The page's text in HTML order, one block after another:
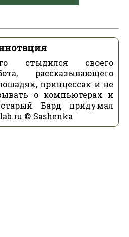
стыдился своего
рассказывающего
принцессах и не
о компьютерах и
Бард придумал
© Sashenka